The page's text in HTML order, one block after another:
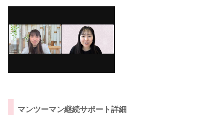
マンツーマン継続サポート詳細